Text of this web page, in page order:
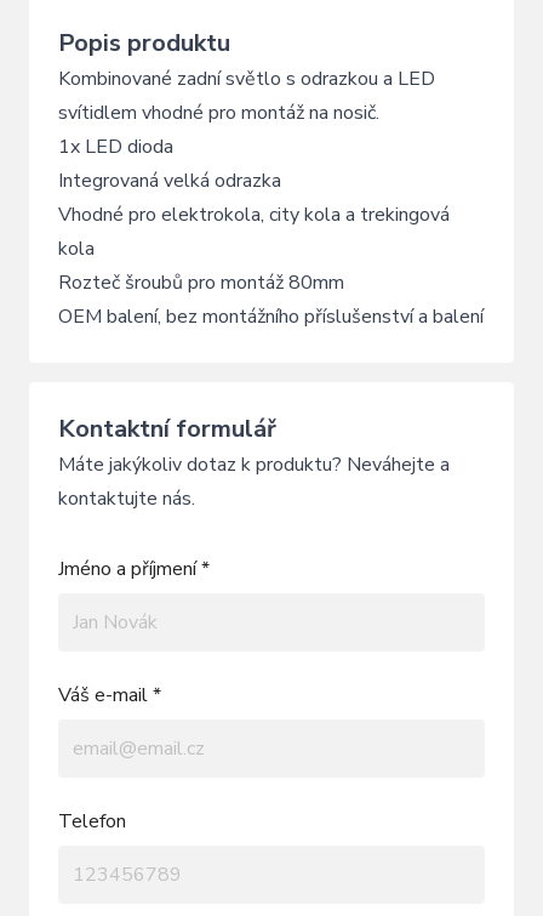
Popis produktu
Kombinované zadní světlo s odrazkou a LED
svítidlem vhodné pro montáž na nosič.
1x LED dioda
Integrovaná velká odrazka
Vhodné pro elektrokola, city kola a trekingová
kola
Rozteč šroubů pro montáž 80mm
OEM balení, bez montážního příslušenství a balení
Kontaktní formulář
Máte jakýkoliv dotaz k produktu? Neváhejte a
kontaktujte nás.
Jméno a příjmení *
Váš e-mail *
Telefon